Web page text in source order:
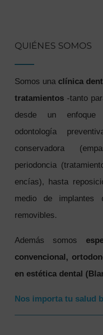
QUIÉNES SOMOS
Somos una clínica
tratamientos -tanto
desde un enfoque
odontología
conservadora
periodoncia
encías), hasta
medio de implantes
removibles.
Además somos
convencional,
en estética dental
Nos importa tu salud